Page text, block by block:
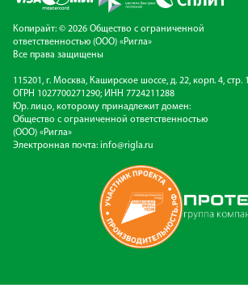
Копирайт: © 2026 Общество с ограниченной
ответственностью (ООО) «Ригла»
Все права защищены
115201, г. Москва, Каширское шоссе, д. 22, корп. 4, стр. 1
ОГРН 1027700271290; ИНН 7724211288
Юр. лицо, которому принадлежит домен:
Общество с ограниченной ответственностью
(ООО) «Ригла»
Электронная почта: info@rigla.ru